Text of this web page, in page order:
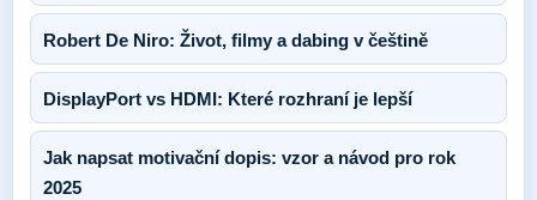
Robert De Niro: Život, filmy a dabing v češtině
DisplayPort vs HDMI: Které rozhraní je lepší
Jak napsat motivační dopis: vzor a návod pro rok
2025